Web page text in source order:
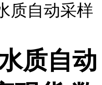
质自动采样
质自动